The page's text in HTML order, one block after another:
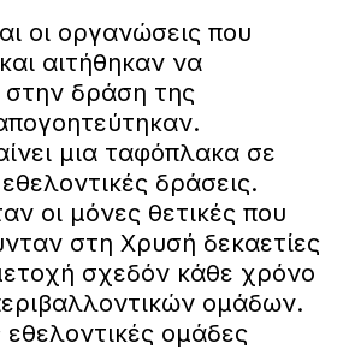
οι οργανώσεις που
αιτήθηκαν να
δράση της
μια ταφόπλακα σε
δράσεις.
οι μόνες θετικές που
στη Χρυσή δεκαετίες
σχεδόν κάθε χρόνο
ομάδων.
ομάδες